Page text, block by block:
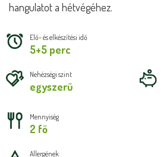
hangulatot a hétvégéhez.
Elő- és elkészítési idő
5+5 perc
Nehézségi szint
egyszerű
Mennyiség
2 fő
Allergének